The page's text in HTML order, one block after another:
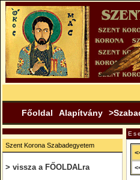
Főoldal Alapítvány
Szent Korona Szabadegyetem
> vissza a FŐOLDALra